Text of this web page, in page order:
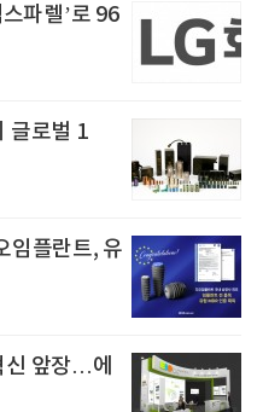
파렐’로 96
글로벌 1
임플란트, 유
신 앞장…에